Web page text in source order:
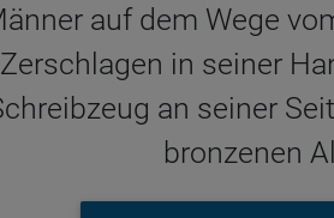
auf dem Wege
in seiner
an seiner
bronzenen